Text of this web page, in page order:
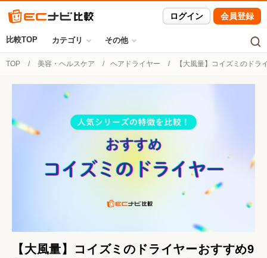
ログイン 会員登録
比較TOP カテゴリ その他
TOP 美容・ヘルスケア ヘアドライヤー 【大風量】コイズミのド
【大風量】コイズミのドライヤーおすすめ9